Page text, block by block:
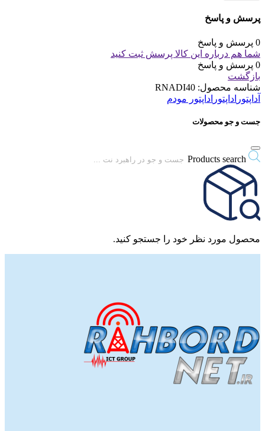
پرسش و پاسخ
0 پرسش و پاسخ
شما هم درباره این کالا پرسش ثبت کنید
0 پرسش و پاسخ
بازگشت
شناسه محصول: RNADI40
آداپتور اداپتور اداپتور مودم
جست و جو محصولات
Products search
محصول مورد نظر خود را جستجو کنید.